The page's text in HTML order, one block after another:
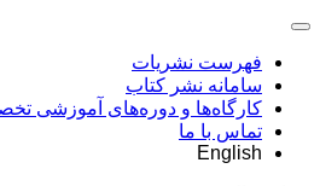
فهرست نشریات
سامانه نشر کتاب
کارگاه‌ها و دوره‌های آموزشی
تماس با ما
English